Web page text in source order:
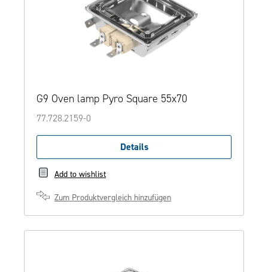
G9 Oven lamp Pyro Square 55x70
77.728.2159-0
Details
Add to wishlist
Zum Produktvergleich hinzufügen